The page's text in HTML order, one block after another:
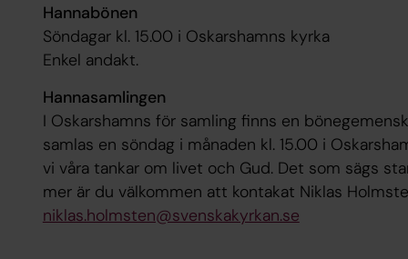
Hannabönen
Söndagar kl. 15.00 i Oskarshamns kyrka
Enkel andakt.
Hannasamlingen
I Oskarshamns för samling finns en
samlas en söndag i månaden kl. 15.00 i
vi våra tankar om livet och Gud. Det som sägs
mer är du välkommen att kontakat Niklas
niklas.holmsten@svenskakyrkan.se